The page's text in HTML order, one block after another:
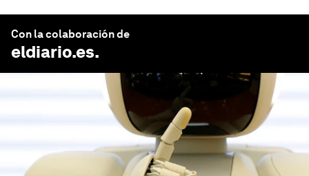
Con la colaboración de
eldiario.es.